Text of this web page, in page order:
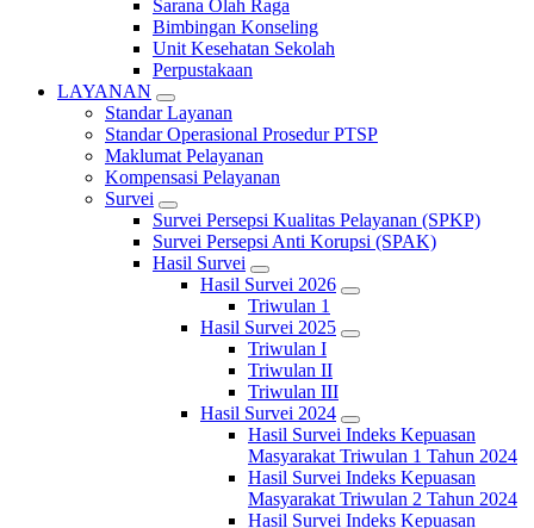
Sarana Olah Raga
Bimbingan Konseling
Unit Kesehatan Sekolah
Perpustakaan
LAYANAN
Standar Layanan
Standar Operasional Prosedur PTSP
Maklumat Pelayanan
Kompensasi Pelayanan
Survei
Survei Persepsi Kualitas Pelayanan (SPKP)
Survei Persepsi Anti Korupsi (SPAK)
Hasil Survei
Hasil Survei 2026
Triwulan 1
Hasil Survei 2025
Triwulan I
Triwulan II
Triwulan III
Hasil Survei 2024
Hasil Survei Indeks Kepuasan
Masyarakat Triwulan 1 Tahun 2024
Hasil Survei Indeks Kepuasan
Masyarakat Triwulan 2 Tahun 2024
Hasil Survei Indeks Kepuasan